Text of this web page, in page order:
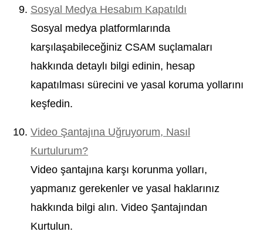
Sosyal Medya Hesabım Kapatıldı
Sosyal medya platformlarında
karşılaşabileceğiniz CSAM suçlamaları
hakkında detaylı bilgi edinin, hesap
kapatılması sürecini ve yasal koruma yollarını
keşfedin.
Video Şantajına Uğruyorum, Nasıl
Kurtulurum?
Video şantajına karşı korunma yolları,
yapmanız gerekenler ve yasal haklarınız
hakkında bilgi alın. Video Şantajından
Kurtulun.